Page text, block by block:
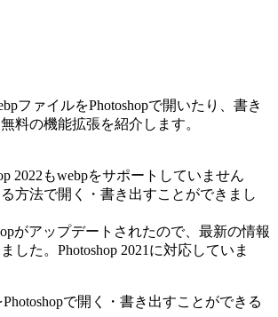
ファイルをPhotoshopで開いたり、書き
料の機能拡張を紹介します。
2022もwebpをサポートしていません
方法で開く・書き出すことができまし
がアップデートされたので、最新の情報
した。Photoshop 2021に対応していま